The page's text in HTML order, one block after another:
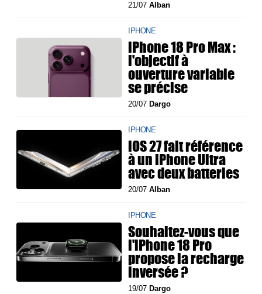
21/07Alban
IPHONE
iPhone 18 Pro Max :
l'objectif à
ouverture variable
se précise
20/07 Dargo
IPHONE
iOS 27 fait référence
à un iPhone Ultra
avec deux batteries
20/07Alban
IPHONE
Souhaitez-vous que
l'iPhone 18 Pro
propose la recharge
inversée ?
19/07 Dargo